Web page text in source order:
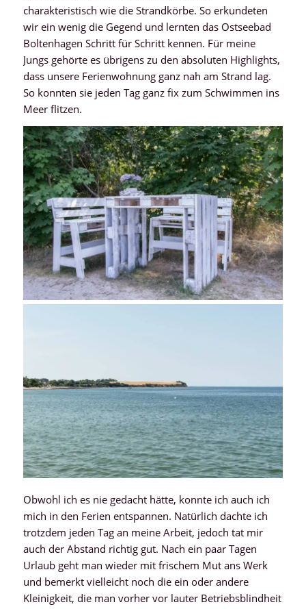
charakteristisch wie die Strandkörbe. So erkundeten
wir ein wenig die Gegend und lernten das Ostseebad
Boltenhagen Schritt für Schritt kennen. Für meine
Jungs gehörte es übrigens zu den absoluten Highlights,
dass unsere Ferienwohnung ganz nah am Strand lag.
So konnten sie jeden Tag ganz fix zum Schwimmen ins
Meer flitzen.
Obwohl ich es nie gedacht hätte, konnte ich auch ich
mich in den Ferien entspannen. Natürlich dachte ich
trotzdem jeden Tag an meine Arbeit, jedoch tat mir
auch der Abstand richtig gut. Nach ein paar Tagen
Urlaub geht man wieder mit frischem Mut ans Werk
und bemerkt vielleicht noch die ein oder andere
Kleinigkeit, die man vorher vor lauter Betriebsblindheit